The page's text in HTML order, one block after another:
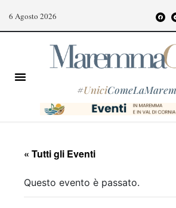
6 Agosto 2026
#Unici
« Tutti gli Eventi
Questo evento è passato.